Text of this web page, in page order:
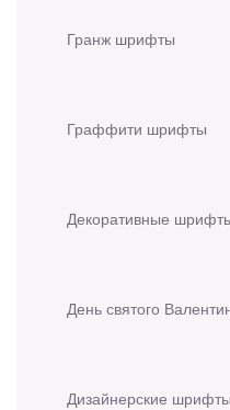
Гранж шрифты
Граффити шрифты
Декоративные
День святого
Дизайнерские шрифты